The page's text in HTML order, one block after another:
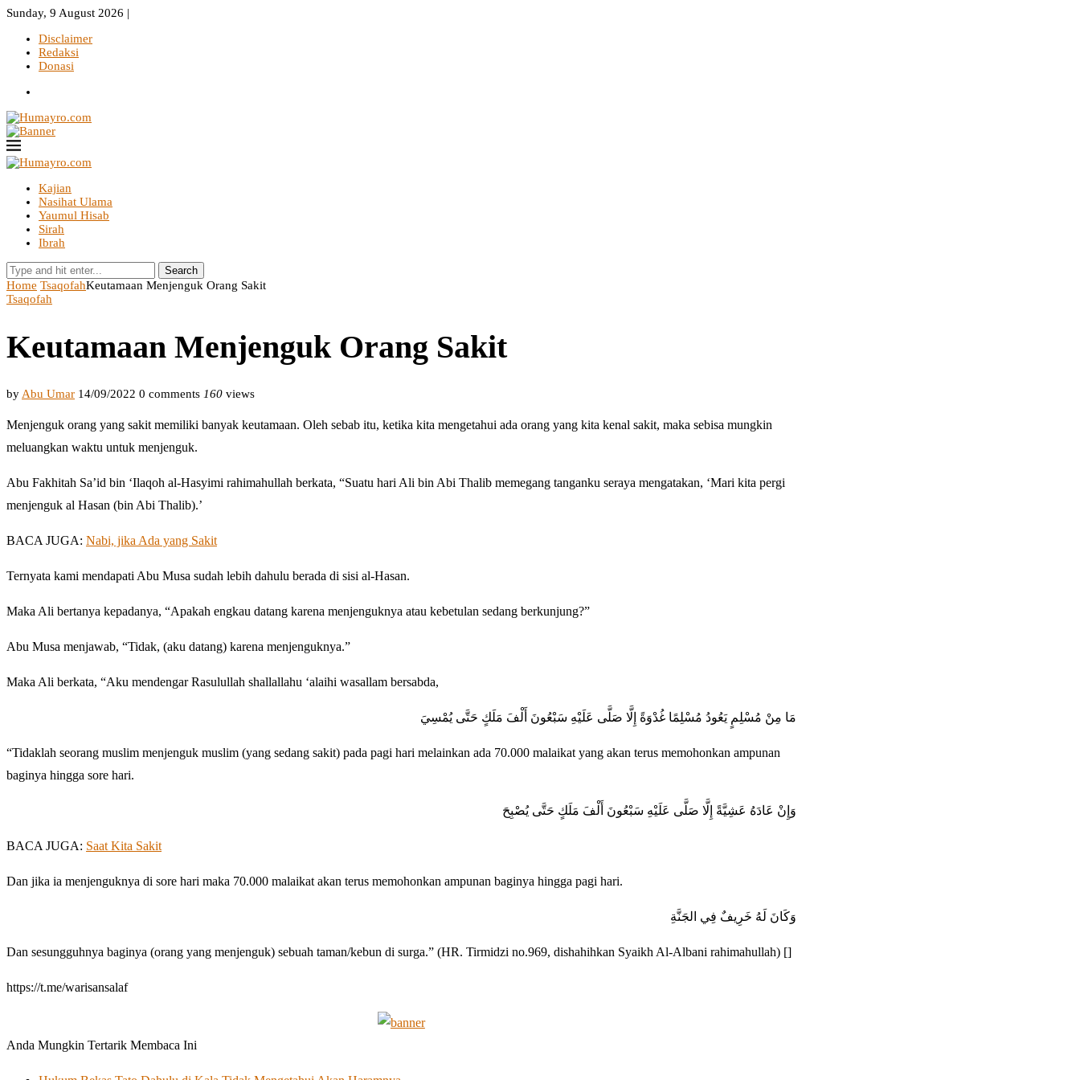
Sunday, 9 August 2026 |
Disclaimer
Redaksi
Donasi
Kajian
Nasihat Ulama
Yaumul Hisab
Sirah
Ibrah
Search
Home TsaqofahKeutamaan Menjenguk Orang Sakit
Tsaqofah
Keutamaan Menjenguk Orang Sakit
by Abu Umar 14/09/2022 0 comments 160 views
Menjenguk orang yang sakit memiliki banyak keutamaan. Oleh sebab itu, ketika kita mengetahui ada orang yang kita kenal sakit, maka sebisa mungkin
meluangkan waktu untuk menjenguk.
Abu Fakhitah Sa’id bin ‘Ilaqoh al-Hasyimi rahimahullah berkata, “Suatu hari Ali bin Abi Thalib memegang tanganku seraya mengatakan, ‘Mari kita pergi
menjenguk al Hasan (bin Abi Thalib).’
BACA JUGA: Nabi, jika Ada yang Sakit
Ternyata kami mendapati Abu Musa sudah lebih dahulu berada di sisi al-Hasan.
Maka Ali bertanya kepadanya, “Apakah engkau datang karena menjenguknya atau kebetulan sedang berkunjung?”
Abu Musa menjawab, “Tidak, (aku datang) karena menjenguknya.”
Maka Ali berkata, “Aku mendengar Rasulullah shallallahu ‘alaihi wasallam bersabda,
مَا مِنْ مُسْلِمٍ يَعُودُ مُسْلِمًا غُدْوَةً إِلَّا صَلَّى عَلَيْهِ سَبْعُونَ أَلْفَ مَلَكٍ حَتَّى يُمْسِيَ
“Tidaklah seorang muslim menjenguk muslim (yang sedang sakit) pada pagi hari melainkan ada 70.000 malaikat yang akan terus memohonkan ampunan
baginya hingga sore hari.
وَإِنْ عَادَهُ عَشِيَّةً إِلَّا صَلَّى عَلَيْهِ سَبْعُونَ أَلْفَ مَلَكٍ حَتَّى يُصْبِحَ
BACA JUGA: Saat Kita Sakit
Dan jika ia menjenguknya di sore hari maka 70.000 malaikat akan terus memohonkan ampunan baginya hingga pagi hari.
وَكَانَ لَهُ خَرِيفٌ فِي الجَنَّةِ
Dan sesungguhnya baginya (orang yang menjenguk) sebuah taman/kebun di surga.” (HR. Tirmidzi no.969, dishahihkan Syaikh Al-Albani rahimahullah) []
https://t.me/warisansalaf
Anda Mungkin Tertarik Membaca Ini